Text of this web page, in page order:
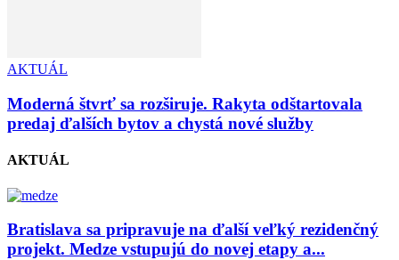
AKTUÁL
Moderná štvrť sa rozširuje. Rakyta odštartovala
predaj ďalších bytov a chystá nové služby
AKTUÁL
Bratislava sa pripravuje na ďalší veľký rezidenčný
projekt. Medze vstupujú do novej etapy a...